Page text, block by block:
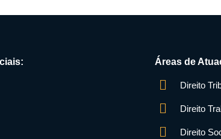
Áreas de
Direito
Direito
Direito